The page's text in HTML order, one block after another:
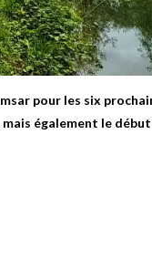
pour les six
également le début